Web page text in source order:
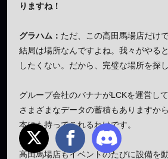
りますね！
グラハム： ただ、この高田馬場店だけ
結局は場所なんですよね。我々がやる
したくない。だから、完璧な場所を探
グループ会社のバナナがLCKを運営し
さまざまなデータの蓄積もありますか
本にも持ってこれるわけです。
高田馬場店もイベントのたびに設備を